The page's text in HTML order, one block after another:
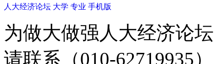
人大经济论坛 大学 专业 手机版
为做大做强人大经济论
请联系（010-62719935）